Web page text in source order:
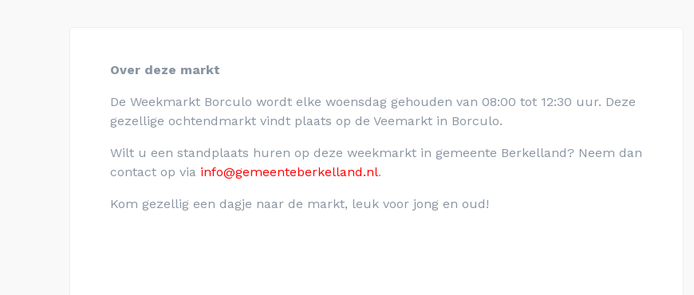
Over deze markt
De Weekmarkt Borculo wordt elke woensdag gehouden van 08:00 tot 12:30 uur. Deze
gezellige ochtendmarkt vindt plaats op de Veemarkt in Borculo.
Wilt u een standplaats huren op deze weekmarkt in gemeente Berkelland? Neem dan
contact op via info@gemeenteberkelland.nl.
Kom gezellig een dagje naar de markt, leuk voor jong en oud!